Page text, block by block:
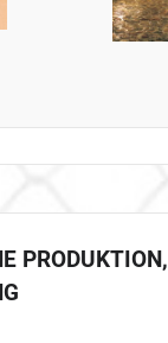
PRODUKTION,